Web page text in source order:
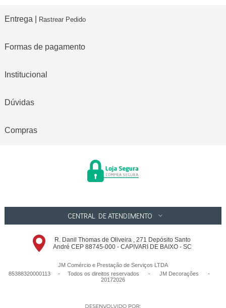
Entrega | Rastrear Pedido
Formas de pagamento
Institucional
Dúvidas
Compras
CENTRAL DE ATENDIMENTO
R. Danil Thomas de Oliveira , 271 Depósito Santo
André CEP 88745-000 - CAPIVARI DE BAIXO - SC
JM Comércio e Prestação de Serviços LTDA
85388320000113 - Todos os direitos reservados
- JM Decorações
-
20172026